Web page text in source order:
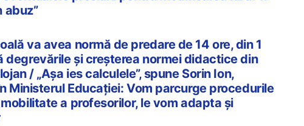
abuz”
va avea normă de predare de 14 ore, din 1
degrevările și creșterea normei didactice din
/ „Așa ies calculele”, spune Sorin Ion,
Ministerul Educației: Vom parcurge procedurile
a profesorilor, le vom adapta și